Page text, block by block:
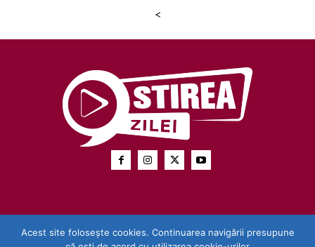
<
Acest site folosește cookies. Continuarea navigării presupune